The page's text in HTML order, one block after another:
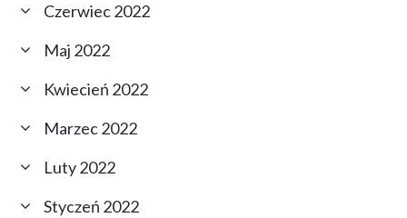
Czerwiec 2022
Maj 2022
Kwiecień 2022
Marzec 2022
Luty 2022
Styczeń 2022